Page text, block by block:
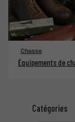
Catégories
Chasse
Équipements de